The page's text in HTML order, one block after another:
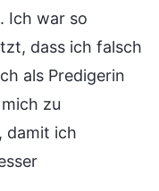
Ich war so
dass ich falsch
als Predigerin
zu
damit ich